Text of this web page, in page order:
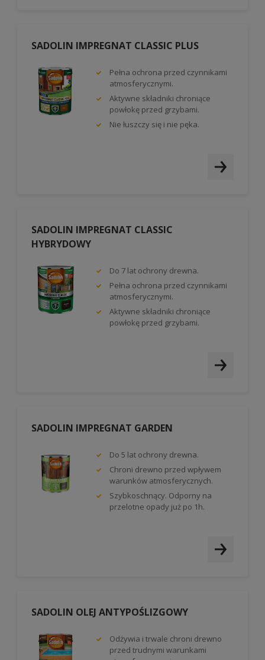
SADOLIN IMPREGNAT CLASSIC PLUS
Pełna ochrona przed czynnikami
atmosferycznymi.
Aktywne składniki chroniące
powłokę przed grzybami.
Nie łuszczy się i nie pęka.
SADOLIN IMPREGNAT CLASSIC
HYBRYDOWY
Do 7 lat ochrony drewna.
Pełna ochrona przed czynnikami
atmosferycznymi.
Aktywne składniki chroniące
powłokę przed grzybami.
SADOLIN IMPREGNAT GARDEN
Do 5 lat ochrony drewna.
Chroni drewno przed wpływem
warunków atmosferycznych.
Szybkoschnący. Odporny na
przelotne opady już po 1h.
SADOLIN OLEJ ANTYPOŚLIZGOWY
Odżywia i trwale chroni drewno
przed trudnymi warunkami